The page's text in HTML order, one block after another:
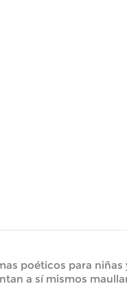
poéticos para
a sí mismos